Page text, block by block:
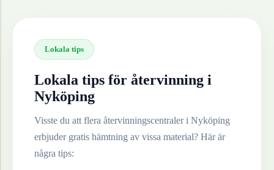
Lokala tips
Lokala tips för återvinning i
Nyköping
Visste du att flera återvinningscentraler i Nyköping
erbjuder gratis hämtning av vissa material? Här är
några tips: